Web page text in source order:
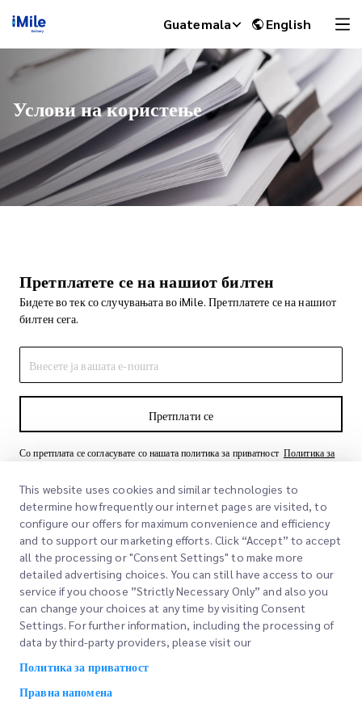
Guatemala English
Услови на користење
Претплатете се на нашиот билтен
Бидете во тек со случувањата во iMile. Претплатете се на нашиот
билтен сега.
Претплати се
Со претплата се согласувате со нашата политика за приватност Политика за
Брзи линкови
Локации на канцеларии
Побарајте понуда
Корпоративно
За нас
Наши услуги
This website uses cookies and similar technologies to
determine how frequently our internet pages are visited, to
configure our offers for maximum convenience and efficiency
and to support our marketing efforts. Click “Accept” to accept
all the processing or "Consent Settings" to make more
detailed advertising choices. You can still have access to our
service if you choose ”Strictly Necessary Only” and also you
can change your choices at any time by visiting Consent
Settings. For further information, including the processing of
data by third-party providers, please visit our
Политика за приватност
Правна напомена